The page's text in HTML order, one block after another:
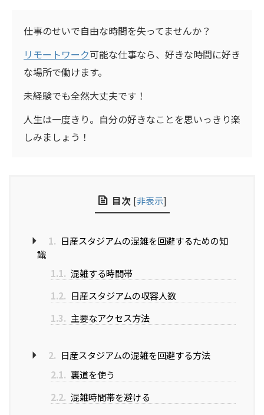
仕事のせいで自由な時間を失ってませんか？
リモートワーク可能な仕事なら、好きな時間に好き
な場所で働けます。
未経験でも全然大丈夫です！
人生は一度きり。自分の好きなことを思いっきり楽
しみましょう！
目次 [非表示]
1. 日産スタジアムの混雑を回避するための知
識
1.1. 混雑する時間帯
1.2. 日産スタジアムの収容人数
1.3. 主要なアクセス方法
2. 日産スタジアムの混雑を回避する方法
2.1. 裏道を使う
2.2. 混雑時間帯を避ける